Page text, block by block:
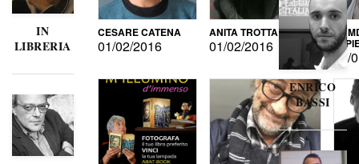
IN
LIBRERIA
CESARE CATENA
01/02/2016
ANITA TROTTA
01/02/2016 DI
15/
ENRICO
BASSI